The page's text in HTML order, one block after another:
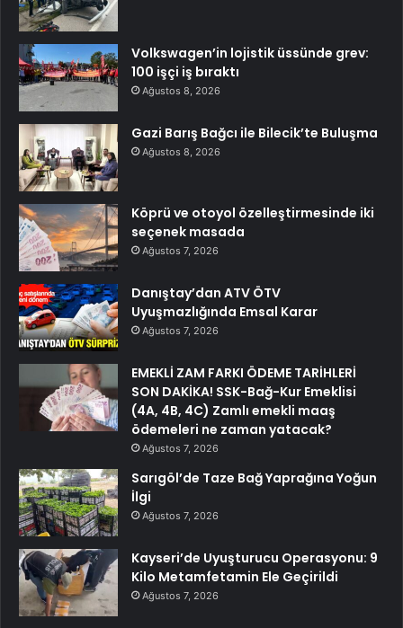
Volkswagen’in lojistik üssünde grev:
100 işçi iş bıraktı
Ağustos 8, 2026
Gazi Barış Bağcı ile Bilecik’te Buluşma
Ağustos 8, 2026
Köprü ve otoyol özelleştirmesinde iki
seçenek masada
Ağustos 7, 2026
Danıştay’dan ATV ÖTV
Uyuşmazlığında Emsal Karar
Ağustos 7, 2026
EMEKLİ ZAM FARKI ÖDEME TARİHLERİ
SON DAKİKA! SSK-Bağ-Kur Emeklisi
(4A, 4B, 4C) Zamlı emekli maaş
ödemeleri ne zaman yatacak?
Ağustos 7, 2026
Sarıgöl’de Taze Bağ Yaprağına Yoğun
İlgi
Ağustos 7, 2026
Kayseri’de Uyuşturucu Operasyonu: 9
Kilo Metamfetamin Ele Geçirildi
Ağustos 7, 2026